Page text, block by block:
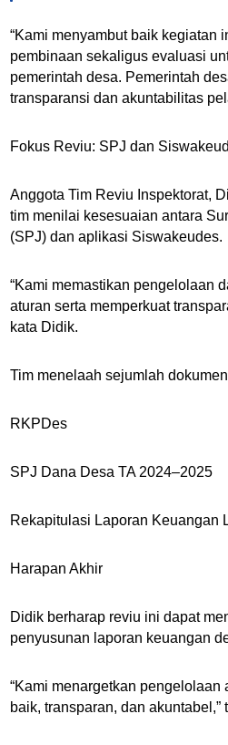
“Kami menyambut baik kegiatan
pembinaan sekaligus evaluasi
pemerintah desa. Pemerintah
transparansi dan akuntabilitas
Fokus Reviu: SPJ dan
Anggota Tim Reviu Inspektorat,
tim menilai kesesuaian antara
(SPJ) dan aplikasi Siswakeudes.
“Kami memastikan pengelolaan
aturan serta memperkuat
kata Didik.
Tim menelaah sejumlah
RKPDes
SPJ Dana Desa TA 2024–2025
Rekapitulasi Laporan Keuangan
Harapan Akhir
Didik berharap reviu ini dapat
penyusunan laporan keuangan
“Kami menargetkan pengelolaan
baik, transparan, dan akuntabel,”